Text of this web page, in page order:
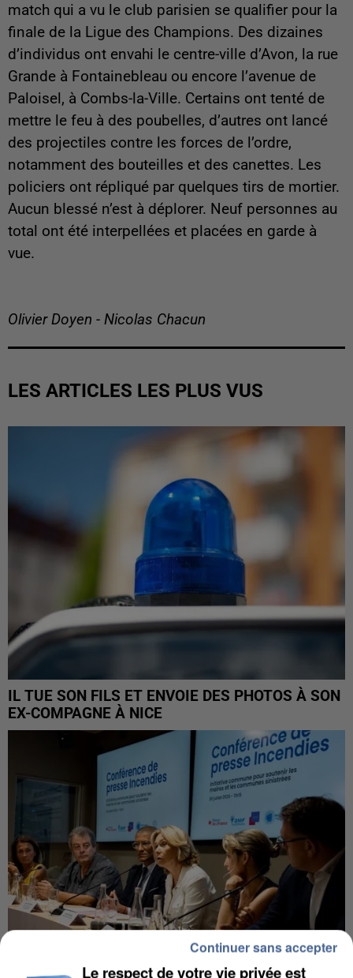
match qui a vu le club parisien se qualifier pour la
finale de la Ligue des Champions. Des dizaines
d’individus ont envahi le centre-ville d’Avon, la rue
Grande à Fontainebleau ou encore l’avenue de
Paloisel, à Combs-la-Ville. Certains ont tenté de
mettre le feu à des poubelles, d’autres ont lancé
des projectiles contre les forces de l’ordre,
notamment des bouteilles et des canettes. Les
policiers ont répliqué par quelques tirs de mortier.
Aucun blessé n’est à déplorer. Neuf personnes au
total ont été interpellées et placées en garde à
vue.
Olivier Doyen - Nicolas Chacun
LES ARTICLES LES PLUS VUS
IL TUE SON FILS ET ENVOIE DES PHOTOS À SON
EX-COMPAGNE À NICE
Le respect de votre vie privée est
Continuer sans accepter